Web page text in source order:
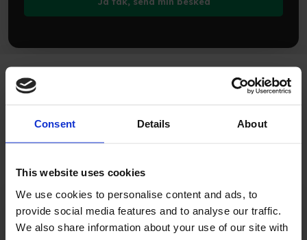
Consent Details About
This website uses cookies
We use cookies to personalise content and ads, to
provide social media features and to analyse our traffic.
We also share information about your use of our site with